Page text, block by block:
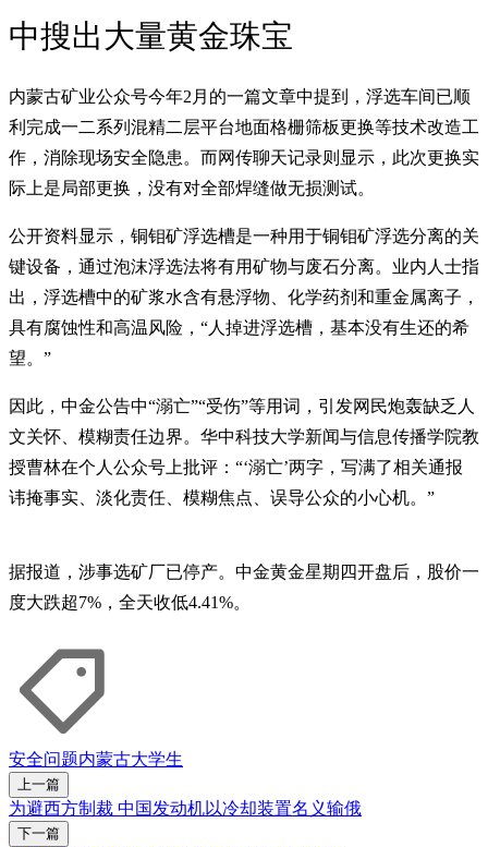
中搜出大量黄金珠宝
内蒙古矿业公众号今年2月的一篇文章中提到，浮选车间已顺
利完成一二系列混精二层平台地面格栅筛板更换等技术改造工
作，消除现场安全隐患。而网传聊天记录则显示，此次更换实
际上是局部更换，没有对全部焊缝做无损测试。
公开资料显示，铜钼矿浮选槽是一种用于铜钼矿浮选分离的关
键设备，通过泡沫浮选法将有用矿物与废石分离。业内人士指
出，浮选槽中的矿浆水含有悬浮物、化学药剂和重金属离子，
具有腐蚀性和高温风险，“人掉进浮选槽，基本没有生还的希
望。”
因此，中金公告中“溺亡”“受伤”等用词，引发网民炮轰缺乏人
文关怀、模糊责任边界。华中科技大学新闻与信息传播学院教
授曹林在个人公众号上批评：“‘溺亡’两字，写满了相关通报
讳掩事实、淡化责任、模糊焦点、误导公众的小心机。”
据报道，涉事选矿厂已停产。中金黄金星期四开盘后，股价一
度大跌超7%，全天收低4.41%。
安全问题内蒙古大学生
上一篇
为避西方制裁 中国发动机以冷却装置名义输俄
下一篇